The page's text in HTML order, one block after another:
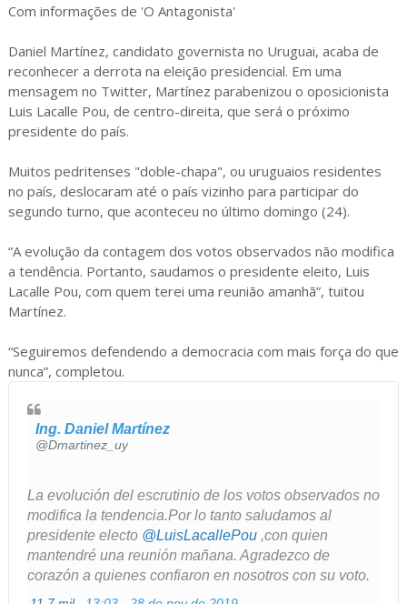
Com informações de 'O Antagonista'
Daniel Martínez, candidato governista no Uruguai, acaba de
reconhecer a derrota na eleição presidencial. Em uma
mensagem no Twitter, Martínez parabenizou o oposicionista
Luis Lacalle Pou, de centro-direita, que será o próximo
presidente do país.
Muitos pedritenses "doble-chapa", ou uruguaios residentes
no país, deslocaram até o país vizinho para participar do
segundo turno, que aconteceu no último domingo (24).
“A evolução da contagem dos votos observados não modifica
a tendência. Portanto, saudamos o presidente eleito, Luis
Lacalle Pou, com quem terei uma reunião amanhã”, tuitou
Martínez.
“Seguiremos defendendo a democracia com mais força do que
nunca”, completou.
Ing. Daniel Martínez
@Dmartinez_uy
La evolución del escrutinio de los votos observados no
modifica la tendencia.Por lo tanto saludamos al
presidente electo @LuisLacallePou ,con quien
mantendré una reunión mañana. Agradezco de
corazón a quienes confiaron en nosotros con su voto.